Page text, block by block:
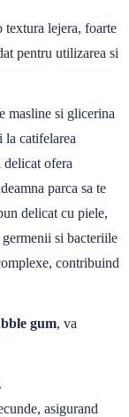
textura lejera, foarte
pentru utilizarea si
masline si glicerina
la catifelarea
delicat ofera
parca sa te
delicat cu piele,
germenii si bacteriile
contribuind
gum, va
asigurand